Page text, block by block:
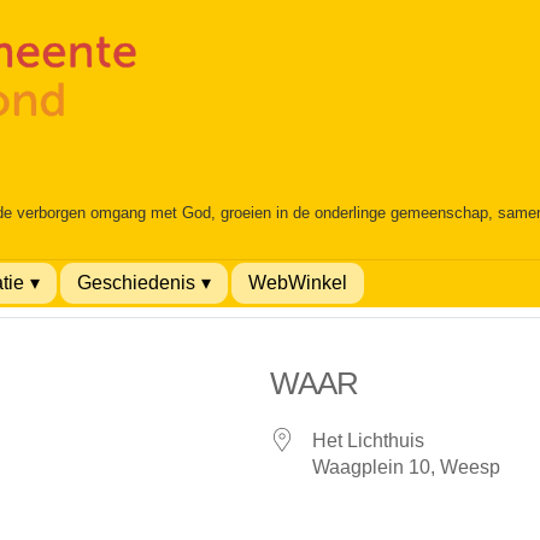
verborgen omgang met God, groeien in de onderlinge gemeenschap,
Geschiedenis WebWinkel
WAAR
Het Lichthuis
Waagplein 10, Weesp